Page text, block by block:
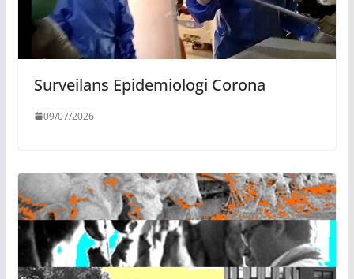
Surveilans Epidemiologi Corona
09/07/2026